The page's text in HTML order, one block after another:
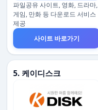
파일공유 사이트, 영화, 드라마,
게임, 만화 등 다운로드 서비스
제공
사이트 바로가기
5. 케이디스크